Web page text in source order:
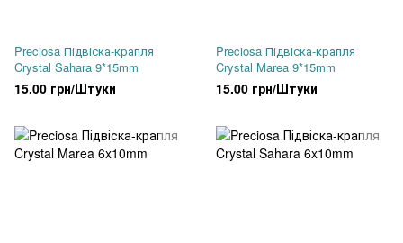
Preciosa Підвіска-крапля
Crystal Sahara 9*15mm
15.00 грн/Штуки
Preciosa Підвіска-крапля
Crystal Marea 9*15mm
15.00 грн/Штуки